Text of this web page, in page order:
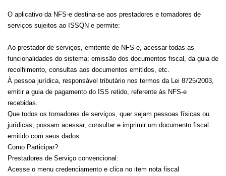
O aplicativo da NFS-e destina-se aos prestadores e tomadores de
serviços sujeitos ao ISSQN e permite:
Ao prestador de serviços, emitente de NFS-e, acessar todas as
funcionalidades do sistema: emissão dos documentos fiscal, da guia de
recolhimento, consultas aos documentos emitidos, etc.
À pessoa jurídica, responsável tributário nos termos da Lei 8725/2003,
emitir a guia de pagamento do ISS retido, referente às NFS-e
recebidas.
Que todos os tomadores de serviços, quer sejam pessoas físicas ou
jurídicas, possam acessar, consultar e imprimir um documento fiscal
emitido com seus dados.
Como Participar?
Prestadores de Serviço convencional:
Acesse o menu credenciamento e clica no item nota fiscal